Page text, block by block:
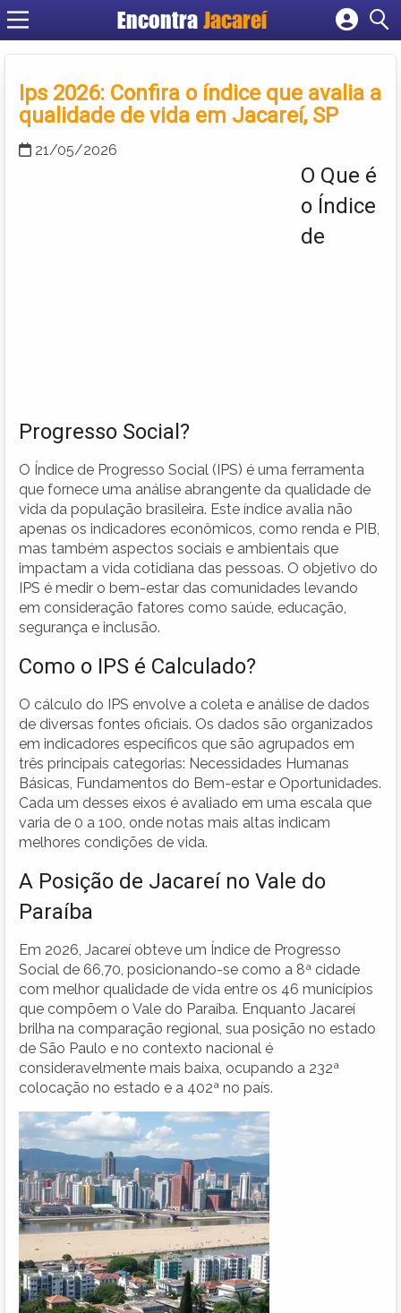
Encontra Jacareí
Cadastrar empresa
Criar conta
Ips 2026: Confira o índice que avalia a
qualidade de vida em Jacareí, SP
21/05/2026
O Que é
o Índice
de
Progresso Social?
O Índice de Progresso Social (IPS) é uma ferramenta
que fornece uma análise abrangente da qualidade de
vida da população brasileira. Este índice avalia não
apenas os indicadores econômicos, como renda e PIB,
mas também aspectos sociais e ambientais que
impactam a vida cotidiana das pessoas. O objetivo do
IPS é medir o bem-estar das comunidades levando
em consideração fatores como saúde, educação,
segurança e inclusão.
Como o IPS é Calculado?
O cálculo do IPS envolve a coleta e análise de dados
de diversas fontes oficiais. Os dados são organizados
em indicadores específicos que são agrupados em
três principais categorias: Necessidades Humanas
Básicas, Fundamentos do Bem-estar e Oportunidades.
Cada um desses eixos é avaliado em uma escala que
varia de 0 a 100, onde notas mais altas indicam
melhores condições de vida.
A Posição de Jacareí no Vale do
Paraíba
Em 2026, Jacareí obteve um Índice de Progresso
Social de 66,70, posicionando-se como a 8ª cidade
com melhor qualidade de vida entre os 46 municípios
que compõem o Vale do Paraíba. Enquanto Jacareí
brilha na comparação regional, sua posição no estado
de São Paulo e no contexto nacional é
consideravelmente mais baixa, ocupando a 232ª
colocação no estado e a 402ª no país.